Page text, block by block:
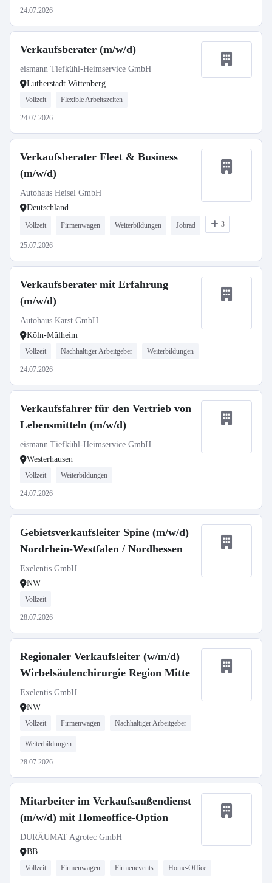
24.07.2026
Verkaufsberater (m/w/d)
eismann Tiefkühl-Heimservice GmbH
Lutherstadt Wittenberg
Vollzeit Flexible Arbeitszeiten
24.07.2026
Verkaufsberater Fleet & Business
(m/w/d)
Autohaus Heisel GmbH
Deutschland
Vollzeit Firmenwagen Weiterbildungen Jobrad 3
25.07.2026
Verkaufsberater mit Erfahrung
(m/w/d)
Autohaus Karst GmbH
Köln-Mülheim
Vollzeit Nachhaltiger Arbeitgeber Weiterbildungen
24.07.2026
Verkaufsfahrer für den Vertrieb von
Lebensmitteln (m/w/d)
eismann Tiefkühl-Heimservice GmbH
Westerhausen
Vollzeit Weiterbildungen
24.07.2026
Gebietsverkaufsleiter Spine (m/w/d)
Nordrhein-Westfalen / Nordhessen
Exelentis GmbH
NW
Vollzeit
28.07.2026
Regionaler Verkaufsleiter (w/m/d)
Wirbelsäulenchirurgie Region Mitte
Exelentis GmbH
NW
Vollzeit Firmenwagen Nachhaltiger Arbeitgeber
Weiterbildungen
28.07.2026
Mitarbeiter im Verkaufsaußendienst
(m/w/d) mit Homeoffice-Option
DURÄUMAT Agrotec GmbH
BB
Vollzeit Firmenwagen Firmenevents Home-Office